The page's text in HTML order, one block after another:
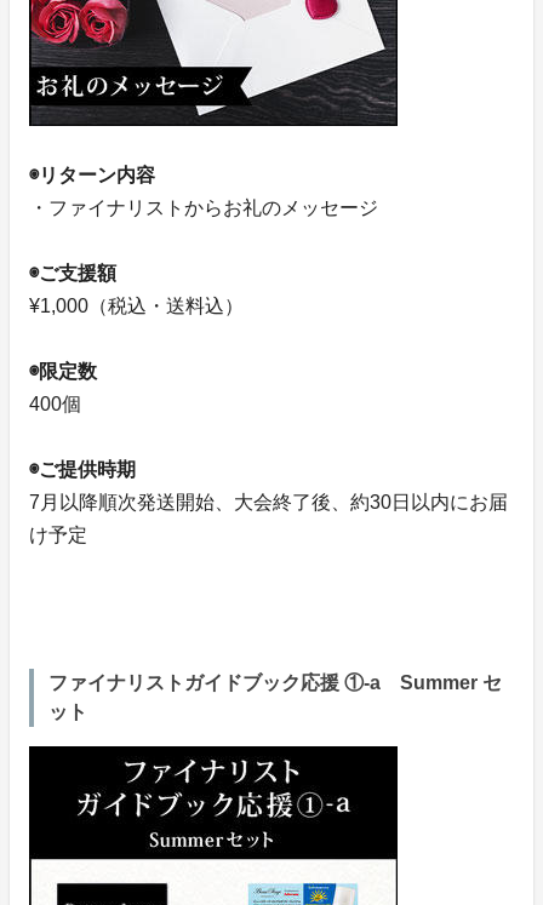
◉リターン内容
・ファイナリストからお礼のメッセージ
◉ご支援額
¥1,000（税込・送料込）
◉限定数
400個
◉ご提供時期
7月以降順次発送開始、大会終了後、約30日以内にお届
け予定
ファイナリストガイドブック応援 ①-a Summer セ
ット